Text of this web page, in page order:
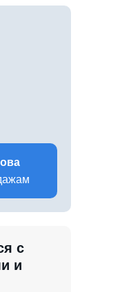
с
и